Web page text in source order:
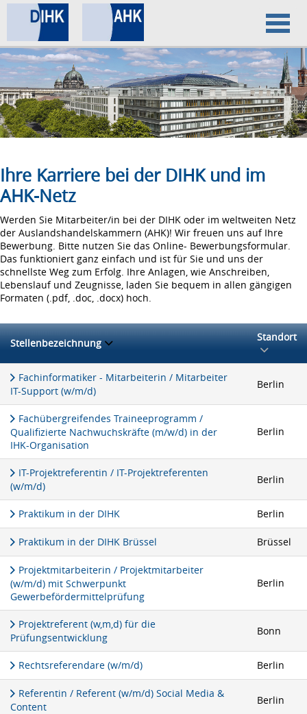
Home
Datenschutz
Impressum
Ihre Karriere bei der DIHK und im
AHK-Netz
Werden Sie Mitarbeiter/in bei der DIHK oder im weltweiten Netz
der Auslandshandelskammern (AHK)! Wir freuen uns auf Ihre
Bewerbung. Bitte nutzen Sie das Online- Bewerbungsformular.
Das funktioniert ganz einfach und ist für Sie und uns der
schnellste Weg zum Erfolg. Ihre Anlagen, wie Anschreiben,
Lebenslauf und Zeugnisse, laden Sie bequem in allen gängigen
Formaten (.pdf, .doc, .docx) hoch.
Stellenbezeichnung Standort
Fachinformatiker - Mitarbeiterin / Mitarbeiter
IT-Support (w/m/d)
Berlin
Fachübergreifendes Traineeprogramm /
Qualifizierte Nachwuchskräfte (m/w/d) in der
IHK-Organisation
Berlin
IT-Projektreferentin / IT-Projektreferenten
(w/m/d)
Berlin
Praktikum in der DIHK Berlin
Praktikum in der DIHK Brüssel Brüssel
Projektmitarbeiterin / Projektmitarbeiter
(w/m/d) mit Schwerpunkt
Gewerbefördermittelprüfung
Berlin
Projektreferent (w,m,d) für die
Prüfungsentwicklung
Bonn
Rechtsreferendare (w/m/d) Berlin
Referentin / Referent (w/m/d) Social Media &
Content
Berlin